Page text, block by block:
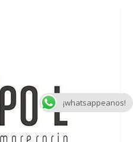
¡whatsappeanos!